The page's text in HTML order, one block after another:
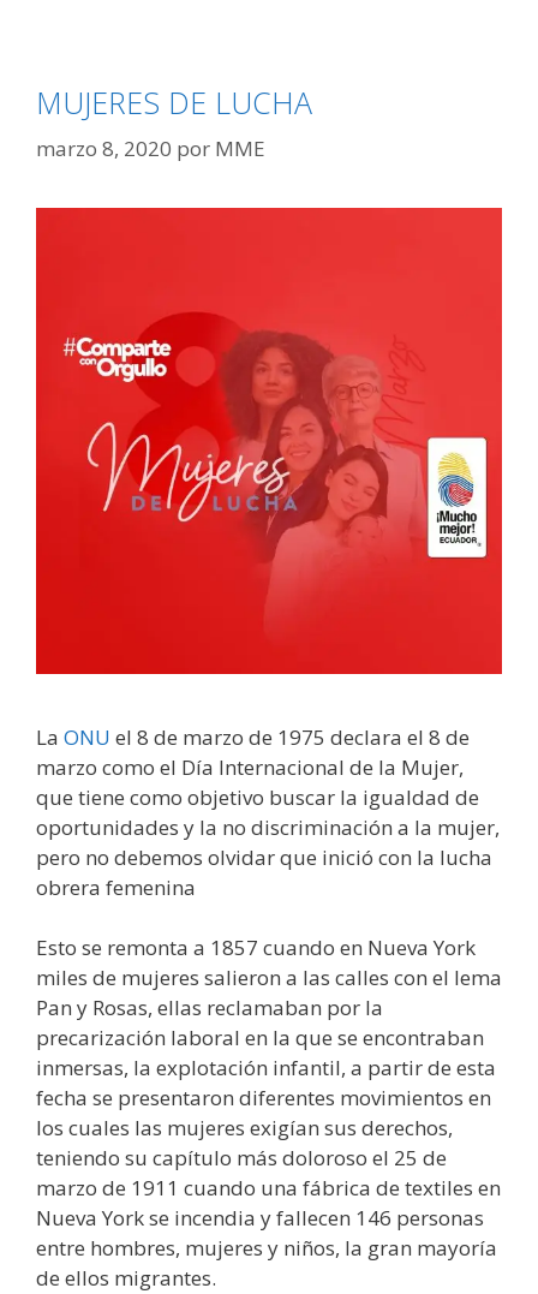
MUJERES DE LUCHA
marzo 8, 2020 por MME
La ONU el 8 de marzo de 1975 declara el 8 de
marzo como el Día Internacional de la Mujer,
que tiene como objetivo buscar la igualdad de
oportunidades y la no discriminación a la mujer,
pero no debemos olvidar que inició con la lucha
obrera femenina
Esto se remonta a 1857 cuando en Nueva York
miles de mujeres salieron a las calles con el lema
Pan y Rosas, ellas reclamaban por la
precarización laboral en la que se encontraban
inmersas, la explotación infantil, a partir de esta
fecha se presentaron diferentes movimientos en
los cuales las mujeres exigían sus derechos,
teniendo su capítulo más doloroso el 25 de
marzo de 1911 cuando una fábrica de textiles en
Nueva York se incendia y fallecen 146 personas
entre hombres, mujeres y niños, la gran mayoría
de ellos migrantes.